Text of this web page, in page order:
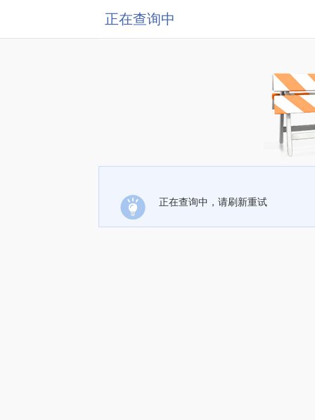
正在查询中
正在查询中，请刷新重试